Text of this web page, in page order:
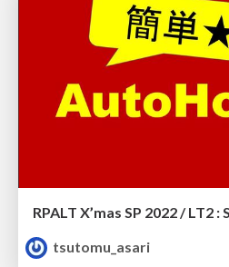
RPALT X’mas SP 2022 / LT2
tsutomu_asari